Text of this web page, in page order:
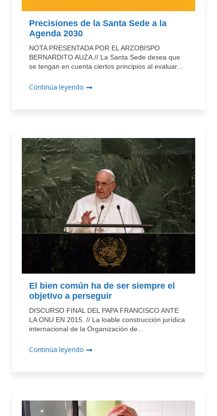
Precisiones de la Santa Sede a la
Agenda 2030
NOTA PRESENTADA POR EL ARZOBISPO
BERNARDITO AUZA.// La Santa Sede desea que
se tengan en cuenta ciertos principios al evaluar...
Continúa leyendo
El bien común ha de ser siempre el
objetivo a perseguir
DISCURSO FINAL DEL PAPA FRANCISCO ANTE
LA ONU EN 2015. // La loable construcción jurídica
internacional de la Organización de...
Continúa leyendo